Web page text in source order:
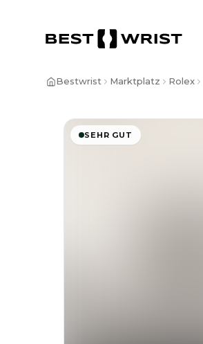
Bestwrist Marktplatz Rolex
SEHR GUT